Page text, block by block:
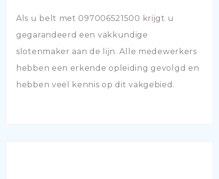
Als u belt met 097006521500 krijgt u
gegarandeerd een vakkundige
slotenmaker aan de lijn. Alle medewerkers
hebben een erkende opleiding gevolgd en
hebben veel kennis op dit vakgebied.